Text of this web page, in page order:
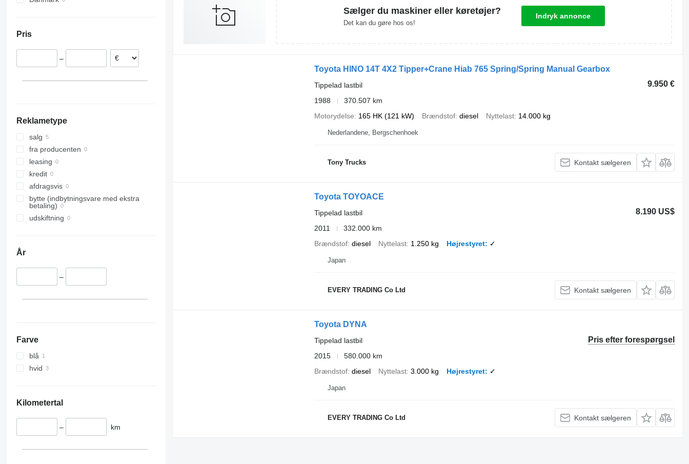
Pris
–
Reklametype
salg
fra producenten
leasing
kredit
afdragsvis
bytte (indbytningsvare med ekstra
betaling)
udskiftning
År
–
Farve
blå
hvid
Kilometertal
– km
Sælger du maskiner eller køretøjer?
Det kan du gøre hos os!
Indryk annonce
Toyota HINO 14T 4X2 Tipper+Crane Hiab 765 Spring/Spring Manual Gearbox
9.950 €
Tippelad lastbil
1988
370.507 km
Motorydelse
165 HK (121 kW) Brændstof diesel Nyttelast 14.000 kg
Nederlandene, Bergschenhoek
Tony Trucks Kontakt sælgeren
Toyota TOYOACE
8.190 US$
Tippelad lastbil
2011
332.000 km
Brændstof diesel Nyttelast 1.250 kg Højrestyret ✓
Japan
EVERY TRADING Co Ltd Kontakt sælgeren
Toyota DYNA
Pris efter forespørgsel
Tippelad lastbil
2015
580.000 km
Brændstof diesel Nyttelast 3.000 kg Højrestyret ✓
Japan
EVERY TRADING Co Ltd Kontakt sælgeren